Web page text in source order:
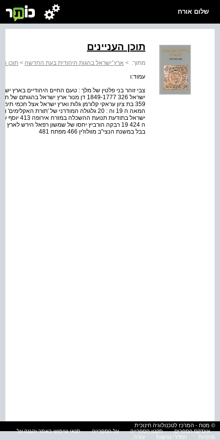
שלום אורח
תוכן העניינים
מתוך: > ארץ־ישראל בהגות היהודית בעת החדשה > תוכן
עמוד:ו
צבי זוהר בני פלטין של מלך : טעם החיים היהודיים בארץ
ישראל
בבל במשנת הנצי"ב מוולוז'ין 466 מפתח 481
© מטח - המרכז לטכנולוגיה חינוכית
אינדקס הספרים
תקנון הספרייה על הספרייה
תנאי שימוש באתר והגנה על
פרטיות
הסדרי נגישות עזרה